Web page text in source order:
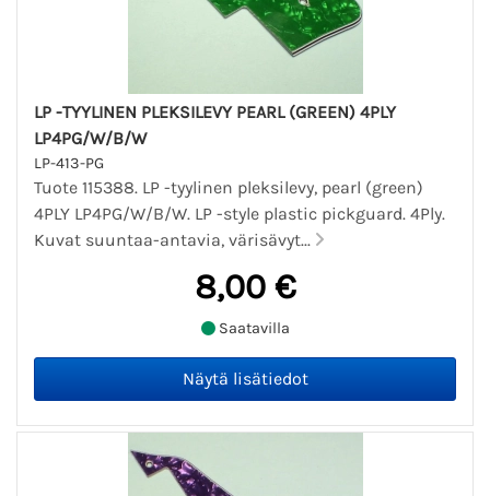
LP -TYYLINEN PLEKSILEVY PEARL (GREEN) 4PLY
LP4PG/W/B/W
LP-413-PG
Tuote 115388. LP -tyylinen pleksilevy, pearl (green)
4PLY LP4PG/W/B/W. LP -style plastic pickguard. 4Ply.
Kuvat suuntaa-antavia, värisävyt...
8,00 €
Saatavilla